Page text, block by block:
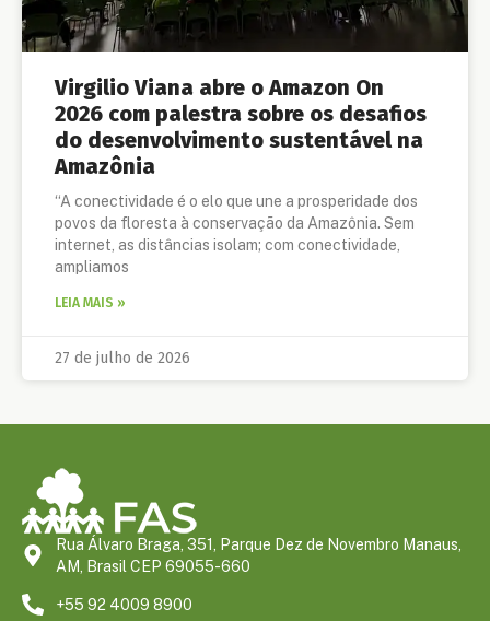
Virgilio Viana abre o Amazon On
2026 com palestra sobre os desafios
do desenvolvimento sustentável na
Amazônia
“A conectividade é o elo que une a prosperidade dos
povos da floresta à conservação da Amazônia. Sem
internet, as distâncias isolam; com conectividade,
ampliamos
LEIA MAIS »
27 de julho de 2026
Rua Álvaro Braga, 351, Parque Dez de Novembro Manaus,
AM, Brasil CEP 69055-660
+55 92 4009 8900